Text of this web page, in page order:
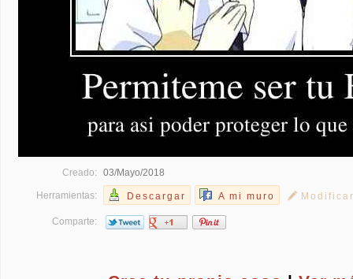
Creado: 03/Mayo/2018
Herramientas: Descargar A mi muro
Comparte: